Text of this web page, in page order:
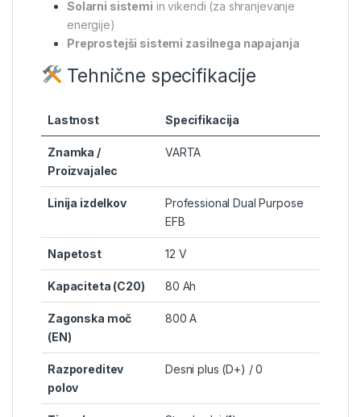
Solarni sistemi in vikendi (za shranjevanje
energije)
Preprostejši sistemi zasilnega napajanja
Tehnične specifikacije
Lastnost Specifikacija
Znamka /
Proizvajalec
VARTA
Linija izdelkov
Professional Dual Purpose
EFB
Napetost 12 V
Kapaciteta (C20) 80 Ah
Zagonska moč
(EN)
800 A
Razporeditev
polov
Desni plus (D+) / 0